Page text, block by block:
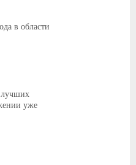
в области
лучших
уже